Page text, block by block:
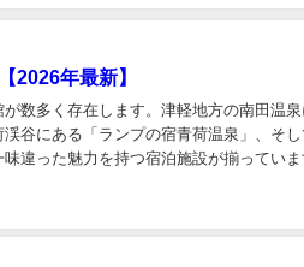
2026年最新】
数多く存在します。津軽地方の南田温
谷にある「ランプの宿青荷温泉」、そ
違った魅力を持つ宿泊施設が揃っていま